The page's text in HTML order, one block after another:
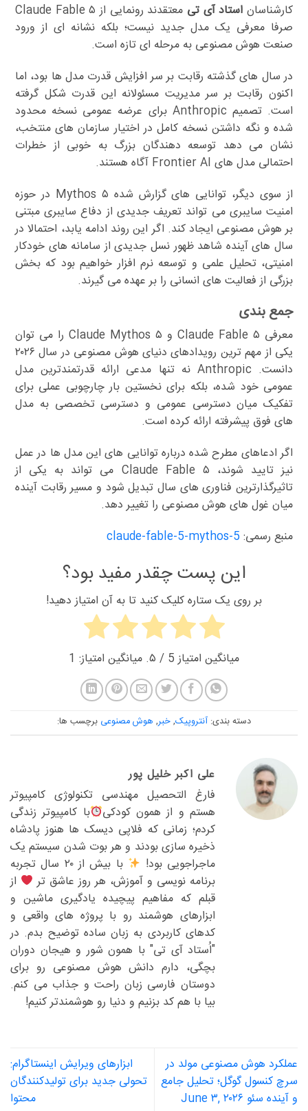
کارشناسان استاد آی تی
معتقدند رونمایی از Claude Fable ۵
صرفا معرفی یک مدل جدید نیست؛ بلکه نشانه ای از ورود
صنعت هوش مصنوعی به مرحله ای تازه است.
در سال های گذشته رقابت بر سر افزایش قدرت مدل ها بود، اما
اکنون رقابت بر سر مدیریت مسئولانه این قدرت شکل گرفته
است. تصمیم Anthropic برای عرضه عمومی نسخه محدود
شده و نگه داشتن نسخه کامل در اختیار سازمان های منتخب،
نشان می دهد توسعه دهندگان بزرگ به خوبی از خطرات
احتمالی مدل های Frontier AI آگاه هستند.
از سوی دیگر، توانایی های گزارش شده Mythos ۵ در حوزه
امنیت سایبری می تواند تعریف جدیدی از دفاع سایبری مبتنی
بر هوش مصنوعی ایجاد کند. اگر این روند ادامه یابد، احتمالا در
سال های آینده شاهد ظهور نسل جدیدی از سامانه های خودکار
امنیتی، تحلیل علمی و توسعه نرم افزار خواهیم بود که بخش
بزرگی از فعالیت های انسانی را بر عهده می گیرند.
جمع بندی
معرفی Claude Fable ۵ و Claude Mythos ۵ را می توان
یکی از مهم ترین رویدادهای دنیای هوش مصنوعی در سال ۲۰۲۶
دانست. Anthropic نه تنها مدعی ارائه قدرتمندترین مدل
عمومی خود شده، بلکه برای نخستین بار چارچوبی عملی برای
تفکیک میان دسترسی عمومی و دسترسی تخصصی به مدل
های فوق پیشرفته ارائه کرده است.
اگر ادعاهای مطرح شده درباره توانایی های این مدل ها در عمل
نیز تایید شوند، Claude Fable ۵ می تواند به یکی از
تاثیرگذارترین فناوری های سال تبدیل شود و مسیر رقابت آینده
میان غول های هوش مصنوعی را تغییر دهد.
منبع رسمی:claude-fable-5-mythos-5
این پست چقدر مفید بود؟
بر روی یک ستاره کلیک کنید تا به آن امتیاز دهید!
میانگین امتیاز5 / ۵. میانگین امتیاز: 1
دسته بندی: آنتروپیک,خبر, هوش مصنوعی برچسب ها:
علی اکبر خلیل پور
فارغ التحصیل مهندسی تکنولوژی کامپیوتر
هستم و از همون کودکی
با کامپیوتر زندگی
کردم؛ زمانی که فلاپی دیسک ها هنوز پادشاه
ذخیره سازی بودند و هر بوت شدن سیستم یک
ماجراجویی بود!
با بیش از ۲۰ سال تجربه
برنامه نویسی و آموزش، هر روز عاشق تر
از
قبلم که مفاهیم پیچیده یادگیری ماشین و
ابزارهای هوشمند رو با پروژه های واقعی و
کدهای کاربردی به زبان ساده توضیح بدم. در
"اُستاد آی تی" با همون شور و هیجان دوران
بچگی، دارم دانش هوش مصنوعی رو برای
دوستان فارسی زبان راحت و جذاب می کنم.
بیا با هم کد بزنیم و دنیا رو هوشمندتر کنیم!
عملکرد هوش مصنوعی مولد در
سرچ کنسول گوگل؛ تحلیل جامع
و آینده سئو June ۳, ۲۰۲۶
ابزارهای ویرایش اینستاگرام:
تحولی جدید برای تولیدکنندگان
محتوا